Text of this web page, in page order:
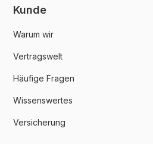
Kunde
Warum wir
Vertragswelt
Häufige Fragen
Wissenswertes
Versicherung